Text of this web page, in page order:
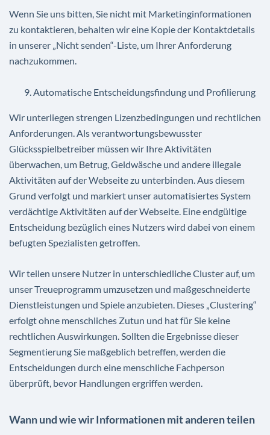
Wenn Sie uns bitten, Sie nicht mit Marketinginformationen
zu kontaktieren, behalten wir eine Kopie der Kontaktdetails
in unserer „Nicht senden“-Liste, um Ihrer Anforderung
nachzukommen.
Automatische Entscheidungsfindung und Profilierung
Wir unterliegen strengen Lizenzbedingungen und rechtlichen
Anforderungen. Als verantwortungsbewusster
Glücksspielbetreiber müssen wir Ihre Aktivitäten
überwachen, um Betrug, Geldwäsche und andere illegale
Aktivitäten auf der Webseite zu unterbinden. Aus diesem
Grund verfolgt und markiert unser automatisiertes System
verdächtige Aktivitäten auf der Webseite. Eine endgültige
Entscheidung bezüglich eines Nutzers wird dabei von einem
befugten Spezialisten getroffen.
Wir teilen unsere Nutzer in unterschiedliche Cluster auf, um
unser Treueprogramm umzusetzen und maßgeschneiderte
Dienstleistungen und Spiele anzubieten. Dieses „Clustering“
erfolgt ohne menschliches Zutun und hat für Sie keine
rechtlichen Auswirkungen. Sollten die Ergebnisse dieser
Segmentierung Sie maßgeblich betreffen, werden die
Entscheidungen durch eine menschliche Fachperson
überprüft, bevor Handlungen ergriffen werden.
Wann und wie wir Informationen mit anderen teilen